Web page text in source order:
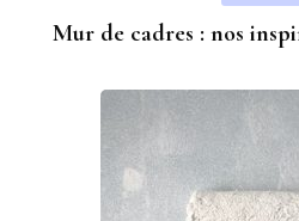
Mur de cadres : nos